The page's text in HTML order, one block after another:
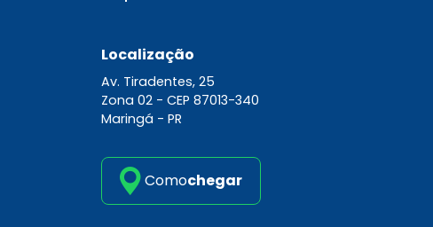
Localização
Av. Tiradentes, 25
Zona 02 - CEP 87013-340
Maringá - PR
Comochegar